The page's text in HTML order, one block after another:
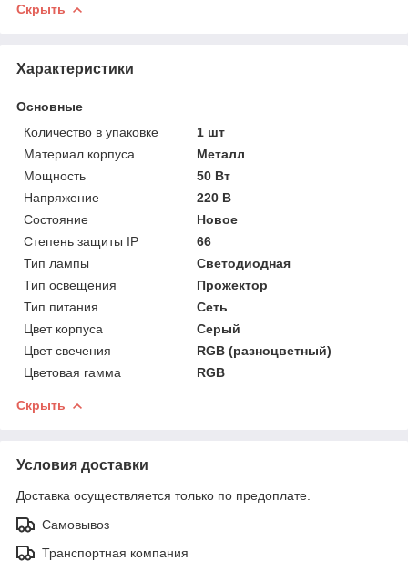
Скрыть
Характеристики
Основные
Количество в упаковке
1 шт
Материал корпуса
Металл
Мощность
50 Вт
Напряжение
220 В
Состояние
Новое
Степень защиты IP
66
Тип лампы
Светодиодная
Тип освещения
Прожектор
Тип питания
Сеть
Цвет корпуса
Серый
Цвет свечения
RGB (разноцветный)
Цветовая гамма
RGB
Скрыть
Условия доставки
Доставка осуществляется только по предоплате.
Самовывоз
Транспортная компания